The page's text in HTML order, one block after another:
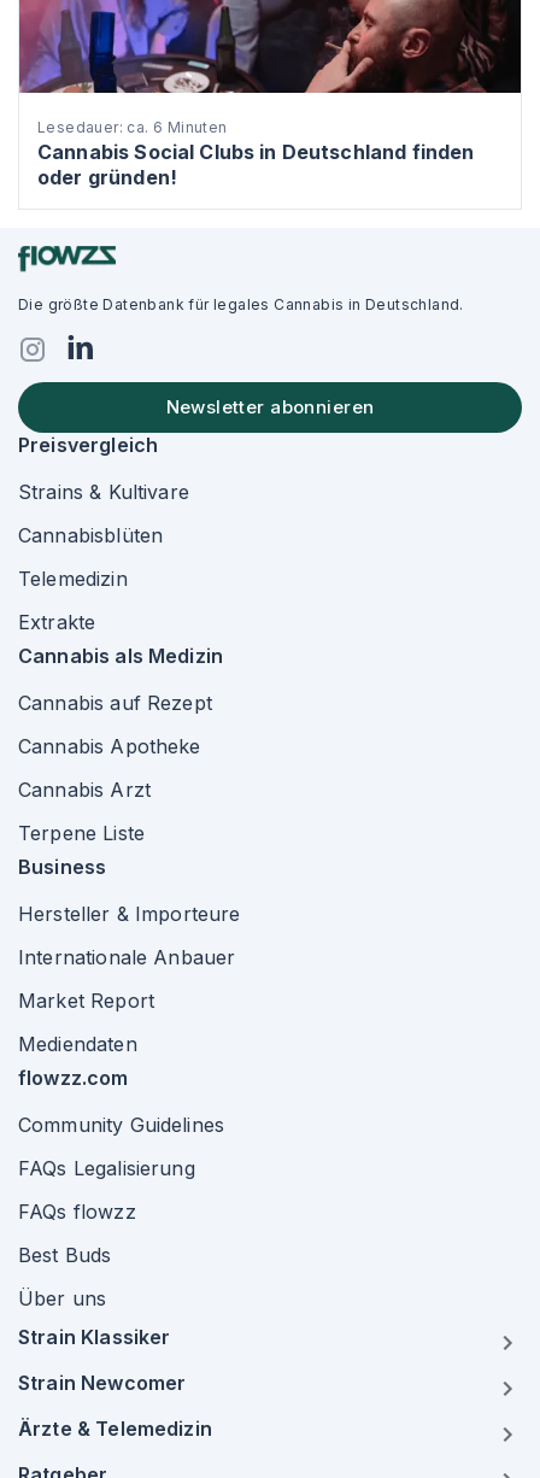
Lesedauer: ca. 6 Minuten
Cannabis Social Clubs in Deutschland finden
oder gründen!
Die größte Datenbank für legales Cannabis in Deutschland.
Newsletter abonnieren
Preisvergleich
Strains & Kultivare
Cannabisblüten
Telemedizin
Extrakte
Cannabis als Medizin
Cannabis auf Rezept
Cannabis Apotheke
Cannabis Arzt
Terpene Liste
Business
Hersteller & Importeure
Internationale Anbauer
Market Report
Mediendaten
flowzz.com
Community Guidelines
FAQs Legalisierung
FAQs flowzz
Best Buds
Über uns
Strain Klassiker
Strain Newcomer
Ärzte & Telemedizin